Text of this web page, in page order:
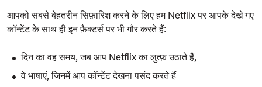
आपको सबसे बेहतरीन सिफ़ारिश करने के लिए हम Netflix पर आपके देखे गए
कॉन्टेंट के साथ ही इन फ़ैक्टर्स पर भी गौर करते हैं:
दिन का वह समय, जब आप Netflix का लुत्फ़ उठाते हैं,
वे भाषाएं, जिनमें आप कॉन्टेंट देखना पसंद करते हैं